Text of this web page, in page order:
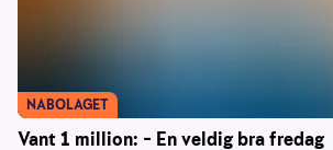
Vant 1 million: – En veldig bra fredag
NABOLAGET